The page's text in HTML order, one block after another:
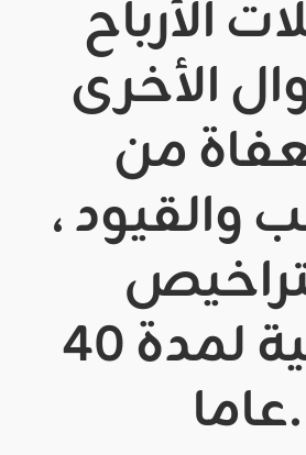
الأرباح
الأخرى
من
والقيود ،
الملكية لمدة 40
عاما.